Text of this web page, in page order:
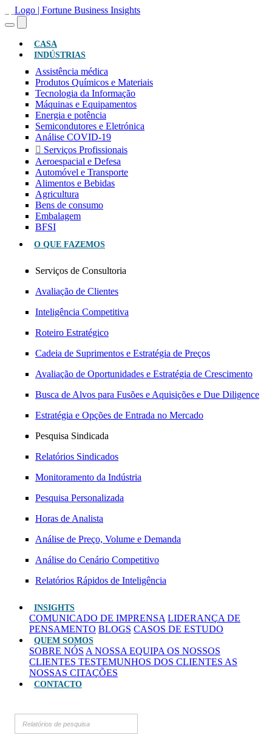
CASA
INDÚSTRIAS
Assistência médica
Produtos Químicos e Materiais
Tecnologia da Informação
Máquinas e Equipamentos
Energia e potência
Semicondutores e Eletrónica
Análise COVID-19
Serviços Profissionais
Aeroespacial e Defesa
Automóvel e Transporte
Alimentos e Bebidas
Agricultura
Bens de consumo
Embalagem
BFSI
O QUE FAZEMOS
Serviços de Consultoria
Avaliação de Clientes
Inteligência Competitiva
Roteiro Estratégico
Cadeia de Suprimentos e Estratégia de Preços
Avaliação de Oportunidades e Estratégia de Crescimento
Busca de Alvos para Fusões e Aquisições e Due Diligence
Estratégia e Opções de Entrada no Mercado
Pesquisa Sindicada
Relatórios Sindicados
Monitoramento da Indústria
Pesquisa Personalizada
Horas de Analista
Análise de Preço, Volume e Demanda
Análise do Cenário Competitivo
Relatórios Rápidos de Inteligência
INSIGHTS
COMUNICADO DE IMPRENSA LIDERANÇA DE
PENSAMENTO BLOGS CASOS DE ESTUDO
QUEM SOMOS
SOBRE NÓS A NOSSA EQUIPA OS NOSSOS
CLIENTES TESTEMUNHOS DOS CLIENTES AS
NOSSAS CITAÇÕES
CONTACTO